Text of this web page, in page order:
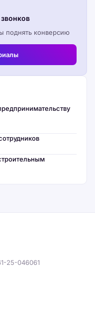
поднять конверсию
25-046061